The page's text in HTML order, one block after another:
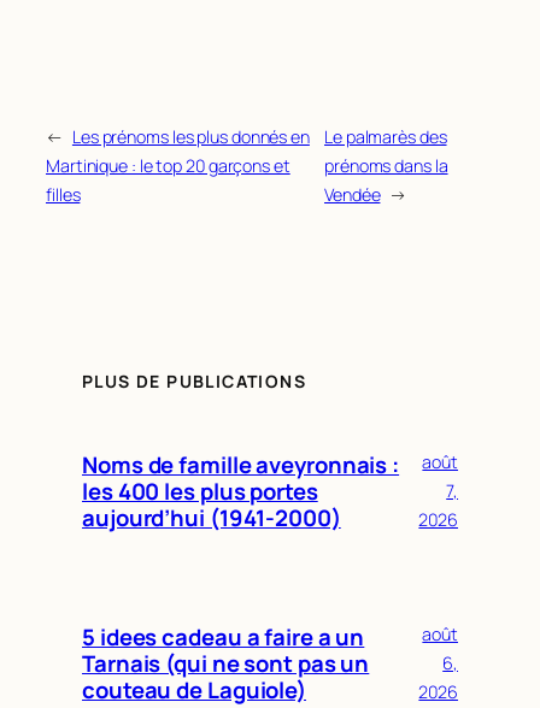
← Les prénoms les plus donnés en
Martinique : le top 20 garçons et
filles
Le palmarès des
prénoms dans la
Vendée →
PLUS DE PUBLICATIONS
Noms de famille aveyronnais :
les 400 les plus portes
aujourd’hui (1941-2000)
août
7,
2026
5 idees cadeau a faire a un
Tarnais (qui ne sont pas un
couteau de Laguiole)
août
6,
2026